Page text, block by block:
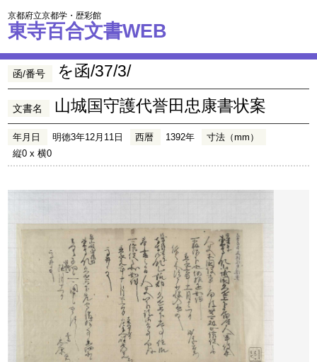
京都府立京都学・歴彩館
東寺百合文書WEB
函/番号 を函/37/3/
文書名 山城国守護代誉田忠康書状案
年月日 明徳3年12月11日 西暦 1392年
寸法（mm）
縦0 x 横0